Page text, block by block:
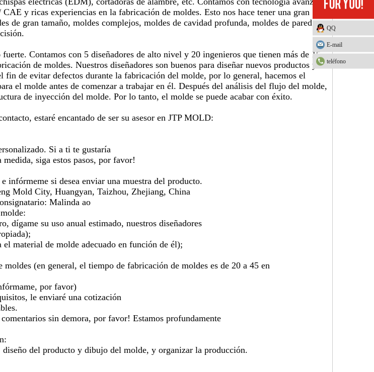
y ricas experiencias en la fabricación de moldes. Esto nos hace tener una gran
de gran tamaño, moldes complejos, moldes de cavidad profunda, moldes de pared
Contamos con 5 diseñadores de alto nivel y 20 ingenieros que tienen más de 15
de moldes. Nuestros diseñadores son buenos para diseñar nuevos productos y
fin de evitar defectos durante la fabricación del molde, por lo general, hacemos el
el molde antes de comenzar a trabajar en él. Después del análisis del flujo del molde,
de inyección del molde. Por lo tanto, el molde se puede acabar con éxito.
estaré encantado de ser su asesor en JTP MOLD:
Si a ti te gustaría
siga estos pasos, por favor!
infórmeme si desea enviar una muestra del producto.
Mold City, Huangyan, Taizhou, Zhejiang, China
Malinda ao
dígame su uso anual estimado, nuestros diseñadores
material de molde adecuado en función de él);
(en general, el tiempo de fabricación de moldes es de 20 a 45 en
por favor)
le enviaré una cotización
sin demora, por favor! Estamos profundamente
diseño del producto y dibujo del molde, y organizar la producción.
QQ
E-mail
teléfono